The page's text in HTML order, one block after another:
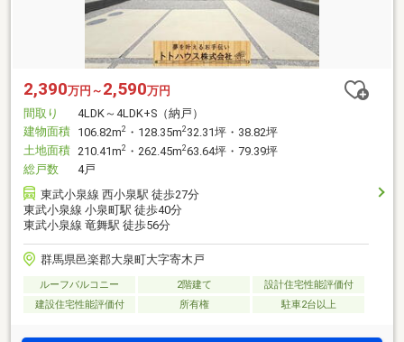
2,390万円～ 2,590万円
間取り
4LDK～4LDK+S（納戸）
建物面積 106.82m2 ・128.35m232.31坪・38.82坪
土地面積 210.41m2 ・262.45m263.64坪・79.39坪
総戸数
4戸
東武小泉線 西小泉駅 徒歩27分
東武小泉線 小泉町駅 徒歩40分
東武小泉線 竜舞駅 徒歩56分
群馬県邑楽郡大泉町大字寄木戸
ルーフバルコニー 2階建て
設計住宅性能評価付
建設住宅性能評価付
所有権 駐車2台以上